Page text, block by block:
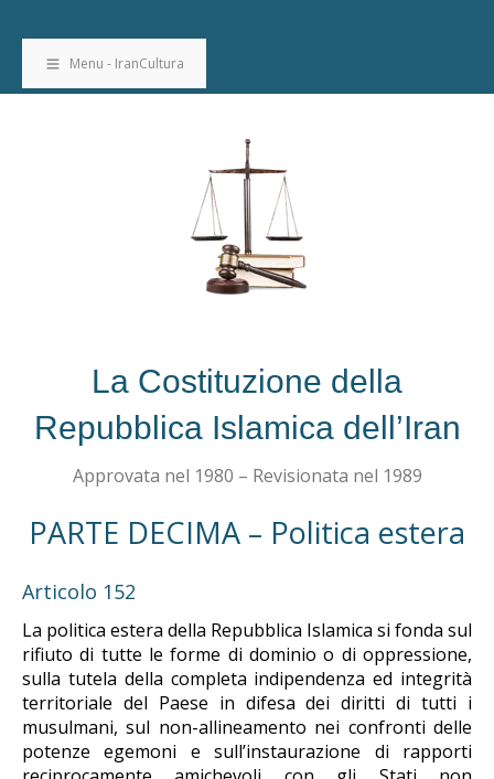
Menu - IranCultura
La Costituzione della
Repubblica Islamica dell’Iran
Approvata nel 1980 – Revisionata nel 1989
PARTE DECIMA – Politica estera
Articolo 152
La politica estera della Repubblica Islamica si fonda sul
rifiuto di tutte le forme di dominio o di oppressione,
sulla tutela della completa indipendenza ed integrità
territoriale del Paese in difesa dei diritti di tutti i
musulmani, sul non-allineamento nei confronti delle
potenze egemoni e sull’instaurazione di rapporti